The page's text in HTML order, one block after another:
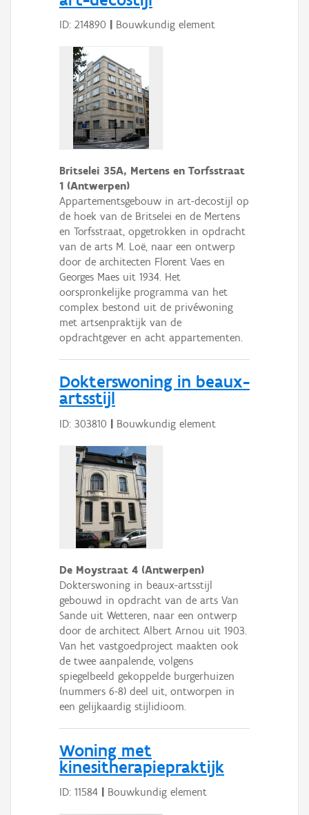
ID: 214890 | Bouwkundig element
Britselei 35A, Mertens en Torfsstraat
1 (Antwerpen)
Appartementsgebouw in art-decostijl op
de hoek van de Britselei en de Mertens
en Torfsstraat, opgetrokken in opdracht
van de arts M. Loë, naar een ontwerp
door de architecten Florent Vaes en
Georges Maes uit 1934. Het
oorspronkelijke programma van het
complex bestond uit de privéwoning
met artsenpraktijk van de
opdrachtgever en acht appartementen.
Dokterswoning in beaux-
artsstijl
ID: 303810 | Bouwkundig element
De Moystraat 4 (Antwerpen)
Dokterswoning in beaux-artsstijl
gebouwd in opdracht van de arts Van
Sande uit Wetteren, naar een ontwerp
door de architect Albert Arnou uit 1903.
Van het vastgoedproject maakten ook
de twee aanpalende, volgens
spiegelbeeld gekoppelde burgerhuizen
(nummers 6-8) deel uit, ontworpen in
een gelijkaardig stijlidioom.
Woning met
kinesitherapiepraktijk
ID: 11584 | Bouwkundig element